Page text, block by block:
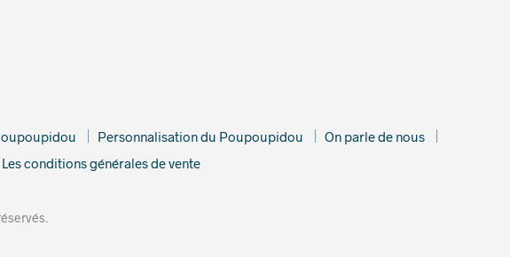
Personnalisation du Poupoupidou
On parle de nous
Les conditions générales de vente